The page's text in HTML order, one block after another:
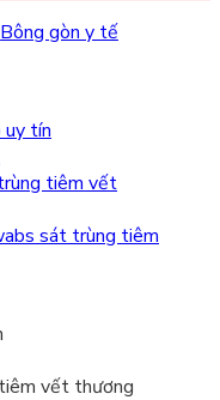
Bông gòn y tế